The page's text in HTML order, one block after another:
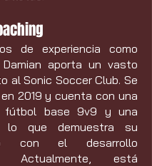
de experiencia como
Damian aporta un vasto
al Sonic Soccer Club. Se
2019 y cuenta con una
fútbol base 9v9 y una
lo que demuestra su
con el desarrollo
Actualmente, está